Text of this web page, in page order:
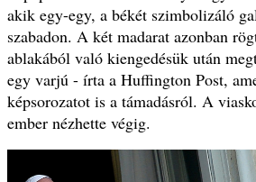
akik egy-egy, a békét szimbolizáló
szabadon. A két madarat azonban
ablakából való kiengedésük után
egy varjú - írta a Huffington Post,
képsorozatot is a támadásról. A
ember nézhette végig.